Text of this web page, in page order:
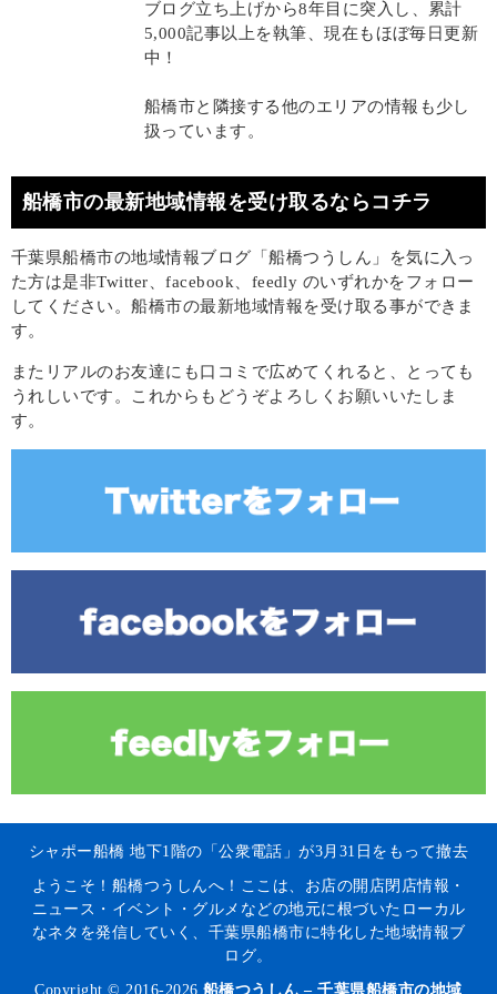
ブログ立ち上げから8年目に突入し、累計
5,000記事以上を執筆、現在もほぼ毎日更新
中！
船橋市と隣接する他のエリアの情報も少し
扱っています。
船橋市の最新地域情報を受け取るならコチラ
千葉県船橋市の地域情報ブログ「船橋つうしん」を気に入っ
た方は是非Twitter、facebook、feedly のいずれかをフォロー
してください。船橋市の最新地域情報を受け取る事ができま
す。
またリアルのお友達にも口コミで広めてくれると、とっても
うれしいです。これからもどうぞよろしくお願いいたしま
す。
シャポー船橋 地下1階の「公衆電話」が3月31日をもって撤去
ようこそ！船橋つうしんへ！ここは、お店の開店閉店情報・
ニュース・イベント・グルメなどの地元に根づいたローカル
なネタを発信していく、千葉県船橋市に特化した地域情報ブ
ログ。
Copyright © 2016-2026 船橋つうしん – 千葉県船橋市の地域